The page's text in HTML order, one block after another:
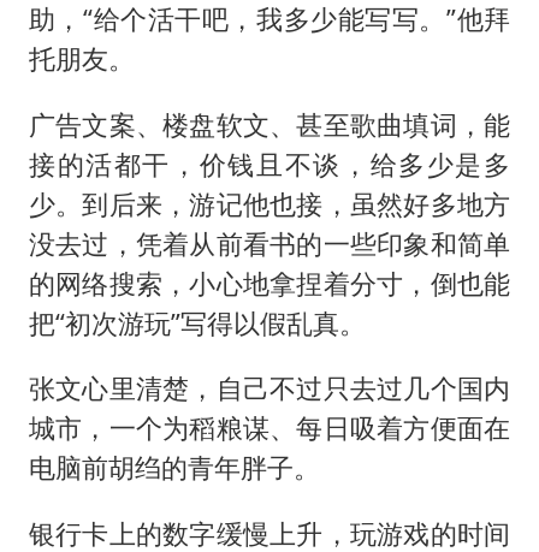
助，“给个活干吧，我多少能写写。”他拜
托朋友。
广告文案、楼盘软文、甚至歌曲填词，能
接的活都干，价钱且不谈，给多少是多
少。到后来，游记他也接，虽然好多地方
没去过，凭着从前看书的一些印象和简单
的网络搜索，小心地拿捏着分寸，倒也能
把“初次游玩”写得以假乱真。
张文心里清楚，自己不过只去过几个国内
城市，一个为稻粮谋、每日吸着方便面在
电脑前胡绉的青年胖子。
银行卡上的数字缓慢上升，玩游戏的时间